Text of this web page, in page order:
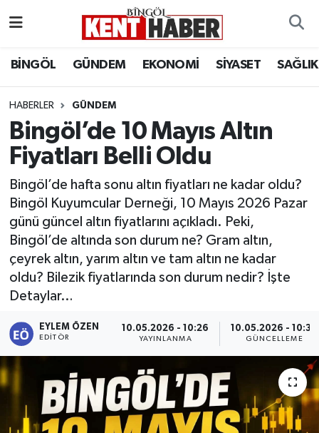
BİNGÖL GÜNDEM EKONOMİ SİYASET SAĞLIK
HABERLER GÜNDEM
Bingöl’de 10 Mayıs Altın
Fiyatları Belli Oldu
Bingöl’de hafta sonu altın fiyatları ne kadar oldu?
Bingöl Kuyumcular Derneği, 10 Mayıs 2026 Pazar
günü güncel altın fiyatlarını açıkladı. Peki,
Bingöl’de altında son durum ne? Gram altın,
çeyrek altın, yarım altın ve tam altın ne kadar
oldu? Bilezik fiyatlarında son durum nedir? İşte
Detaylar…
EYLEM ÖZEN
EDITÖR
10.05.2026 - 10:26
YAYINLANMA
10.05.2026 - 10:30
GÜNCELLEME
BİLİM-TEKNOLOJİ
DÜNYA
EĞİTİM
EKONOMİ
GENÇ
GÜNDEM
MERKEZ
RESMİ İLANLAR
Bingöl Hava Durumu
Bingöl Namaz Vakitleri
Bingöl Trafik Yoğunluk Haritası
Süper Lig Puan Durumu ve Fikstür
Tüm Manşetler
Son Dakika Haberleri